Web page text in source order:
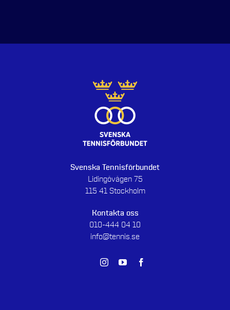
Svenska Tennisförbundet
Lidingövägen 75
115 41 Stockholm
Kontakta oss
010-444 04 10
info@tennis.se